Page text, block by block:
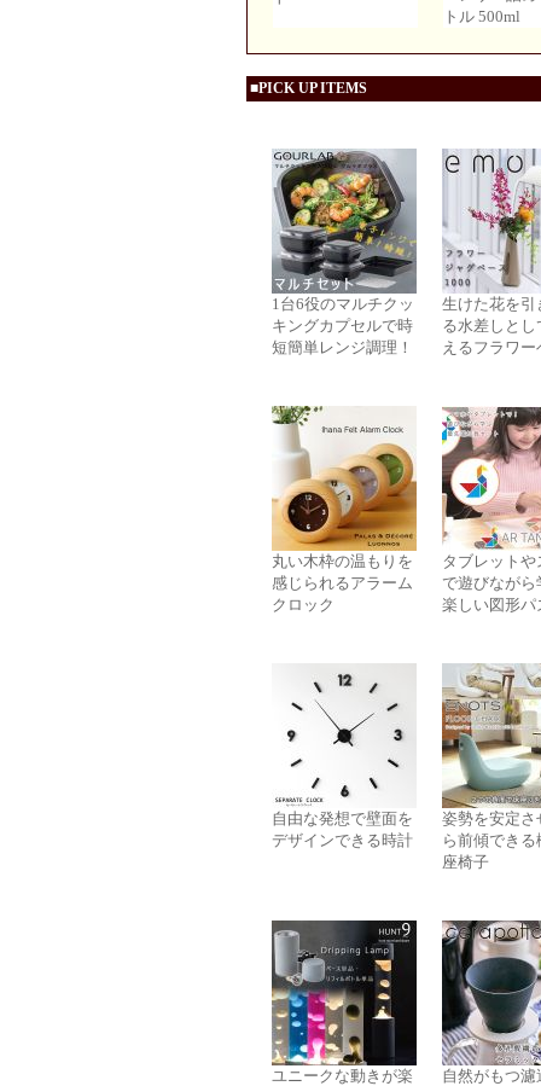
トル 500ml
■PICK UP ITEMS
1台6役のマルチクッ
キングカプセルで時
短簡単レンジ調理！
生けた花を引
る水差しとし
えるフラワー
丸い木枠の温もりを
感じられるアラーム
クロック
タブレットや
で遊びながら
楽しい図形パ
自由な発想で壁面を
デザインできる時計
姿勢を安定さ
ら前傾できる
座椅子
ユニークな動きが楽
自然がもつ濾